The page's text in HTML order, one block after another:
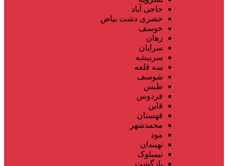
حاجی آباد
خضری دشت بیاض
خوسف
زهان
سرایان
سربیشه
سه قلعه
شوسف
طبس
فردوس
قاین
قهستان
محمدشهر
مود
نهبندان
نیمبلوک
بازگشت